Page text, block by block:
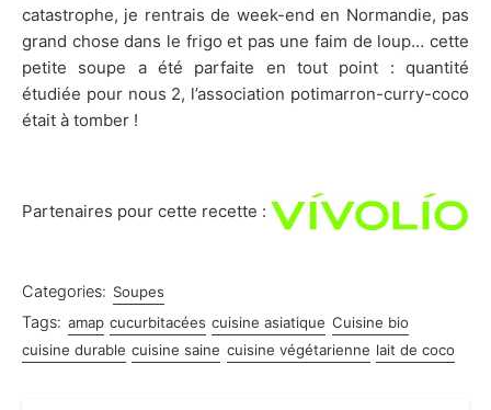
catastrophe, je rentrais de week-end en Normandie, pas
grand chose dans le frigo et pas une faim de loup… cette
petite soupe a été parfaite en tout point : quantité
étudiée pour nous 2, l’association potimarron-curry-coco
était à tomber !
Partenaires pour cette recette :
Categories: Soupes
Tags: amap cucurbitacées cuisine asiatique Cuisine bio
cuisine durable cuisine saine cuisine végétarienne lait de coco